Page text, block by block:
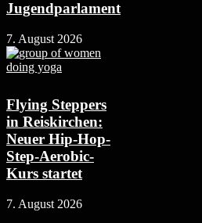
Jugendparlament
7. August 2026
Flying Steppers
in Reiskirchen:
Neuer Hip-Hop-
Step-Aerobic-
Kurs startet
7. August 2026